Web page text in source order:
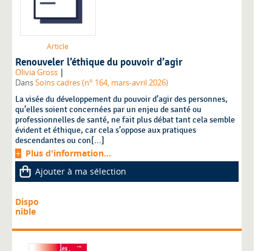
Article
Renouveler l’éthique du pouvoir d’agir
Olivia Gross |
DansSoins cadres (n° 164, mars-avril 2026)
La visée du développement du pouvoir d’agir des personnes,
qu’elles soient concernées par un enjeu de santé ou
professionnelles de santé, ne fait plus débat tant cela semble
évident et éthique, car cela s’oppose aux pratiques
descendantes ou con[...]
Plus d'information...
Ajouter à ma sélection
Dispo
nible